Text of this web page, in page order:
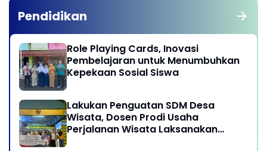
Pendidikan
Role Playing Cards, Inovasi
Pembelajaran untuk Menumbuhkan
Kepekaan Sosial Siswa
Lakukan Penguatan SDM Desa
Wisata, Dosen Prodi Usaha
Perjalanan Wisata Laksanakan